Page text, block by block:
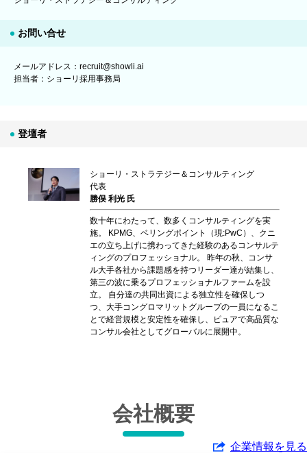
お問い合せ
メールアドレス：recruit@showli.ai
担当者：ショーリ採用事務局
登壇者
ショーリ・ストラテジー＆コンサルティング
代表
勝俣 利光 氏
数十年にわたって、数多くコンサルティングを実
施。 KPMG、ベリングポイント（現:PwC）、クニ
エの立ち上げに携わってきた経験のあるコンサルテ
ィングのプロフェッショナル。 昨年の秋、コンサ
ル大手各社から課題感を持つリーダー達が結集し、
第三の波に乗るプロフェッショナルファームを設
立。 自分達の共同出資による独立性を確保しつ
つ、大手コングロマリットグループの一員になるこ
とで経営規模と安定性を確保し、ピュアで高品質な
コンサル会社としてグローバルに展開中。
会社概要
企業情報を見る